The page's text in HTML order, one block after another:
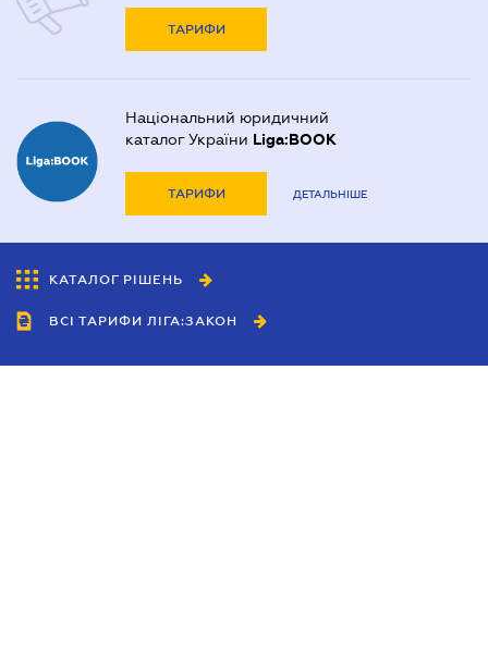
ТАРИФИ
Національний юридичний
каталог України Liga:BOOK
ТАРИФИ ДЕТАЛЬНІШЕ
КАТАЛОГ РІШЕНЬ
ВСІ ТАРИФИ ЛІГА:ЗАКОН